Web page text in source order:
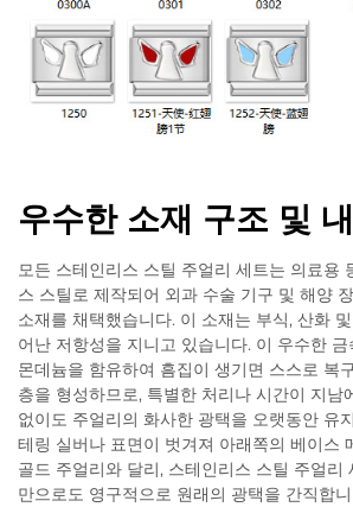
우수한 소재 구조 및
모든 스테인리스 스틸 주얼리 세트는 의료용
스 스틸로 제작되어 외과 수술 기구 및 해양
소재를 채택했습니다. 이 소재는 부식, 산화
어난 저항성을 지니고 있습니다. 이 우수한
몬데늄을 함유하여 흠집이 생기면 스스로 복
층을 형성하므로, 특별한 처리나 시간이 지남
없이도 주얼리의 화사한 광택을 오랫동안 유
테링 실버나 표면이 벗겨져 아래쪽의 베이스
골드 주얼리와 달리, 스테인리스 스틸 주얼리
만으로도 영구적으로 원래의 광택을 간직합